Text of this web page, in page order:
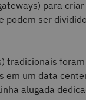
para
podem ser
tradicionais
em um data
alugada